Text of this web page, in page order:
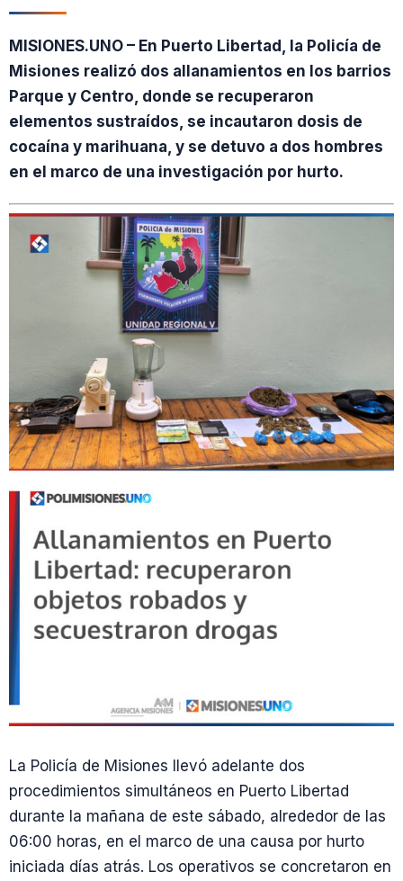
MISIONES.UNO – En Puerto Libertad, la Policía de
Misiones realizó dos allanamientos en los barrios
Parque y Centro, donde se recuperaron
elementos sustraídos, se incautaron dosis de
cocaína y marihuana, y se detuvo a dos hombres
en el marco de una investigación por hurto.
La Policía de Misiones llevó adelante dos
procedimientos simultáneos en Puerto Libertad
durante la mañana de este sábado, alrededor de las
06:00 horas, en el marco de una causa por hurto
iniciada días atrás. Los operativos se concretaron en